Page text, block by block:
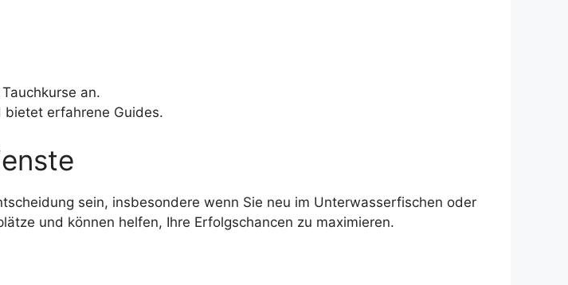
an.
erfahrene Guides.
sein, insbesondere wenn Sie neu im Unterwasserfischen oder
und können helfen, Ihre Erfolgschancen zu maximieren.